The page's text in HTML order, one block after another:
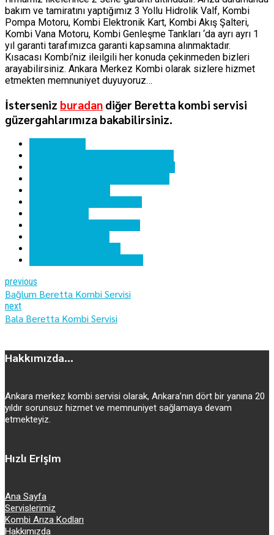
bakım ve tamiratını yaptığımız 3 Yollu Hidrolik Valf, Kombi
Pompa Motoru, Kombi Elektronik Kart, Kombi Akış Şalteri,
Kombi Vana Motoru, Kombi Genleşme Tankları ‘da ayrı ayrı 1
yıl garanti tarafımızca garanti kapsamına alınmaktadır.
Kısacası Kombi’niz ileilgili her konuda çekinmeden bizleri
arayabilirsiniz. Ankara Merkez Kombi olarak sizlere hizmet
etmekten memnuniyet duyuyoruz…
İsterseniz buradan diğer Beretta kombi servisi
güzergahlarımıza bakabilirsiniz.
previous
Bağlum Beretta Kombi Servisi
next
Bala Beretta Kombi Servisi
Hakkımızda...
Ankara merkez kombi servisi olarak, Ankara’nın dört bir yanına 20
yıldır sorunsuz hizmet ve memnuniyet sağlamaya devam
etmekteyiz.
Hızlı Erişim
Ana Sayfa
Servislerimiz
Kombi Arıza Kodları
Hakkımızda